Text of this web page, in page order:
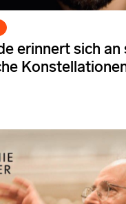
erinnert sich an